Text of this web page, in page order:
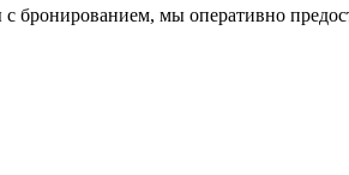
бронированием, мы оперативно